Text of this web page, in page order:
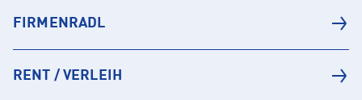
FIRMENRADL
RENT / VERLEIH